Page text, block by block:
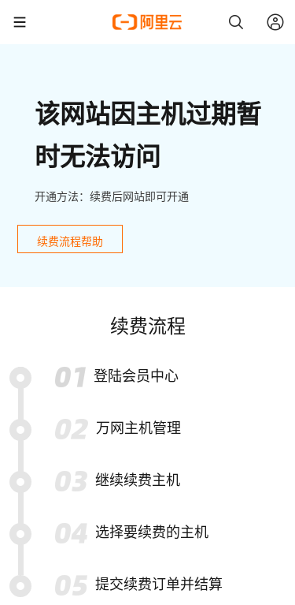
该网站因主机过期暂
时无法访问
开通方法：续费后网站即可开通
续费流程帮助
续费流程
登陆会员中心
万网主机管理
继续续费主机
选择要续费的主机
提交续费订单并结算